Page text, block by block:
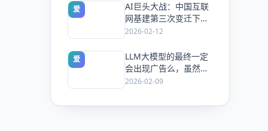
爱
AI巨头大战：中国互联
网基建第三次变迁下的
风口与机会！
2026-02-12
爱
LLM大模型的最终一定
会出现广告么，虽然
ChatGPT 已经加了广
么？
2026-02-09